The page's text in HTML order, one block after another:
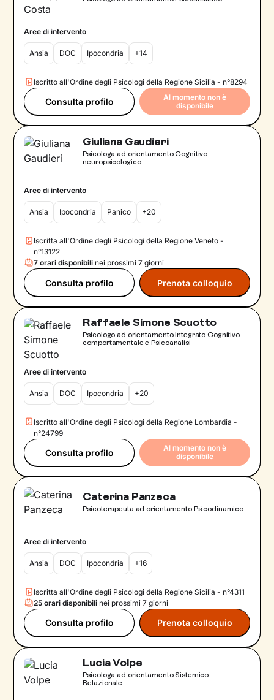
Aree di intervento
Ansia DOC Ipocondria +14
Iscritto all'Ordine degli Psicologi della Regione Sicilia - n°8294
Consulta profilo
Al momento non è
disponibile
Giuliana Gaudieri
Psicologa ad orientamento Cognitivo-
neuropsicologico
Aree di intervento
Ansia Ipocondria Panico +20
Iscritta all'Ordine degli Psicologi della Regione Veneto -
n°13122
7 orari disponibili nei prossimi 7 giorni
Consulta profilo Prenota colloquio
Raffaele Simone Scuotto
Psicologo ad orientamento Integrato Cognitivo-
comportamentale e Psicoanalisi
Aree di intervento
Ansia DOC Ipocondria +20
Iscritto all'Ordine degli Psicologi della Regione Lombardia -
n°24799
Consulta profilo
Al momento non è
disponibile
Caterina Panzeca
Psicoterapeuta ad orientamento Psicodinamico
Aree di intervento
Ansia DOC Ipocondria +16
Iscritta all'Ordine degli Psicologi della Regione Sicilia - n°4311
25 orari disponibili nei prossimi 7 giorni
Consulta profilo Prenota colloquio
Lucia Volpe
Psicologa ad orientamento Sistemico-
Relazionale